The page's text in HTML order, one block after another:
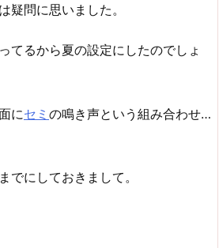
疑問に思いました。
てるから夏の設定にしたのでしょ
にセミ の鳴き声という組み合わせ…
でにしておきまして。